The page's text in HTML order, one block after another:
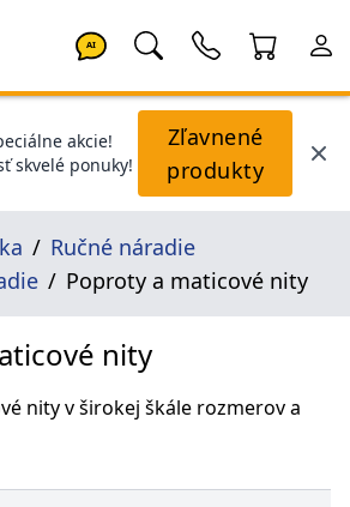
AI
akcie!
skvelé ponuky!
Zľavnené
produkty
Ručné náradie
Poproty a maticové nity
nity
nity v širokej škále rozmerov a